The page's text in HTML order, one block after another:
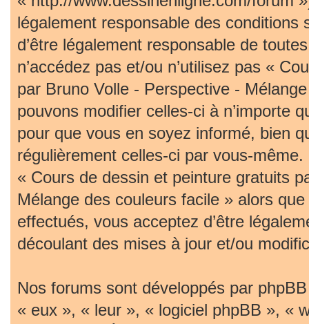
légalement responsable des conditions
d’être légalement responsable de
n’accédez pas et/ou n’utilisez pas «
par Bruno Volle - Perspective -
pouvons modifier celles-ci à n’importe
pour que vous en soyez informé, bien
régulièrement celles-ci par vous-même.
« Cours de dessin et peinture gratuits
Mélange des couleurs facile » alors
effectués, vous acceptez d’être
découlant des mises à jour et/ou
Nos forums sont développés par
« eux », « leur », « logiciel phpBB », «